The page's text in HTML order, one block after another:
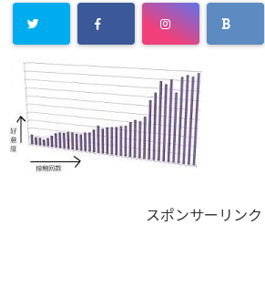
スポンサーリンク